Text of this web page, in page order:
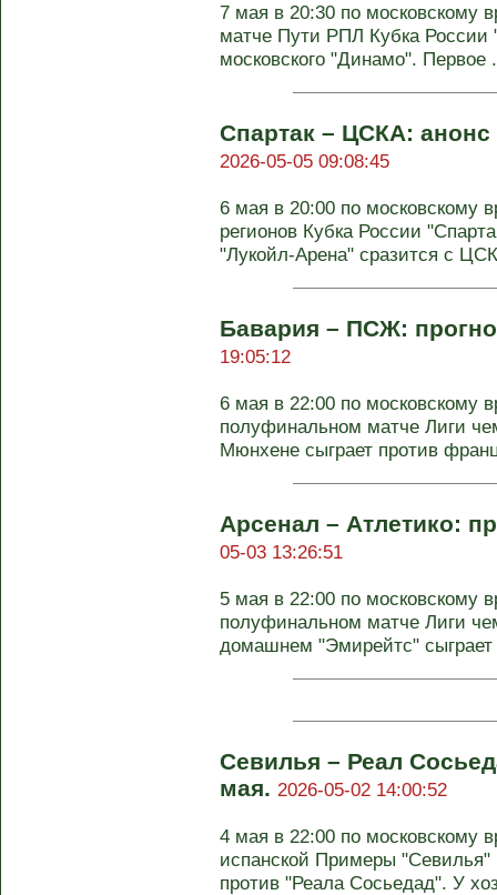
7 мая в 20:30 по московскому
матче Пути РПЛ Кубка России
московского "Динамо". Первое
Спартак – ЦСКА: анонс
2026-05-05 09:08:45
6 мая в 20:00 по московскому
регионов Кубка России
"Лукойл-Арена" сразится с
Бавария – ПСЖ:
19:05:12
6 мая в 22:00 по московскому
полуфинальном матче Лиги
Мюнхене сыграет против
Арсенал – Атлетико:
05-03 13:26:51
5 мая в 22:00 по московскому
полуфинальном матче Лиги
домашнем "Эмирейтс" сыграет
Севилья – Реал
мая. 2026-05-02 14:00:52
4 мая в 22:00 по московскому
испанской Примеры
против "Реала Сосьедад". У